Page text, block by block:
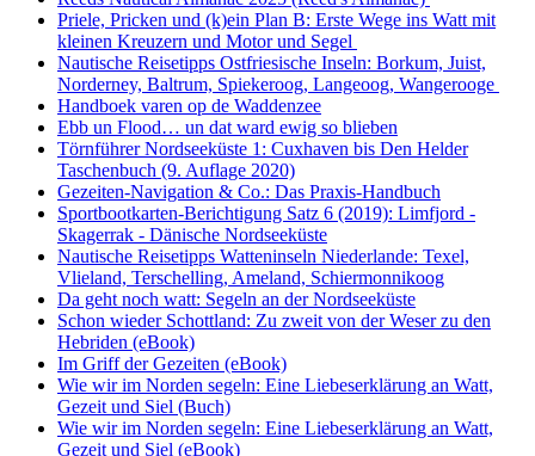
Priele, Pricken und (k)ein Plan B: Erste Wege ins Watt mit
kleinen Kreuzern und Motor und Segel
Nautische Reisetipps Ostfriesische Inseln: Borkum, Juist,
Norderney, Baltrum, Spiekeroog, Langeoog, Wangerooge
Handboek varen op de Waddenzee
Ebb un Flood… un dat ward ewig so blieben
Törnführer Nordseeküste 1: Cuxhaven bis Den Helder
Taschenbuch (9. Auflage 2020)
Gezeiten-Navigation & Co.: Das Praxis-Handbuch
Sportbootkarten-Berichtigung Satz 6 (2019): Limfjord -
Skagerrak - Dänische Nordseeküste
Nautische Reisetipps Watteninseln Niederlande: Texel,
Vlieland, Terschelling, Ameland, Schiermonnikoog
Da geht noch watt: Segeln an der Nordseeküste
Schon wieder Schottland: Zu zweit von der Weser zu den
Hebriden (eBook)
Im Griff der Gezeiten (eBook)
Wie wir im Norden segeln: Eine Liebeserklärung an Watt,
Gezeit und Siel (Buch)
Wie wir im Norden segeln: Eine Liebeserklärung an Watt,
Gezeit und Siel (eBook)